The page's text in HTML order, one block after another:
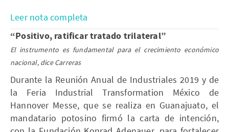
Leer nota completa
“Positivo, ratificar tratado trilateral”
El instrumento es fundamental para el crecimiento económico
nacional, dice Carreras
Durante la Reunión Anual de Industriales 2019 y de
la Feria Industrial Transformation México de
Hannover Messe, que se realiza en Guanajuato, el
mandatario potosino firmó la carta de intención,